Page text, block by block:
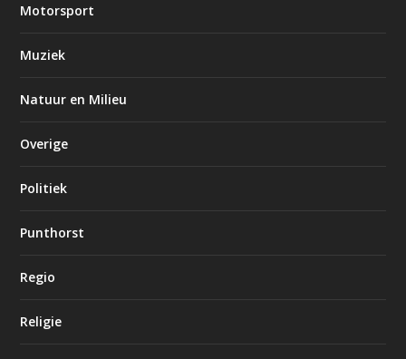
Motorsport
Muziek
Natuur en Milieu
Overige
Politiek
Punthorst
Regio
Religie